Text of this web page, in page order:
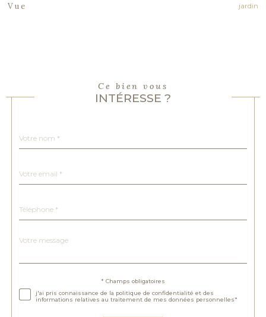
Vue jardin
Ce bien vous
INTÉRESSE ?
par
*
*
*
Fieldset
Message
*
* Champs obligatoires
j'ai pris connaissance de la politique de confidentialité et des
informations relatives au traitement de mes données personnelles*